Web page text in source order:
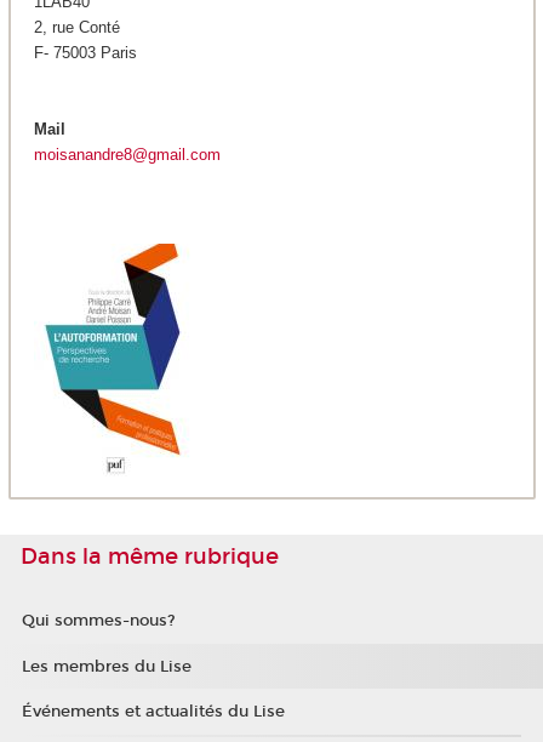
2, rue Conté
F- 75003 Paris
Mail
moisanandre8@gmail.com
Dans la même rubrique
Qui sommes-nous?
Les membres du Lise
Événements et actualités du Lise